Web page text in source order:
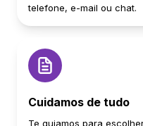
telefone, e-mail ou chat.
Cuidamos de tudo
Te guiamos para